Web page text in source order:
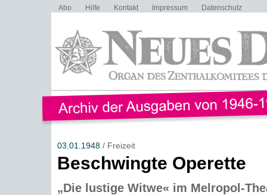
Abo Hilfe Kontakt Impressum Datenschutz
03.01.1948/ Freizeit
Beschwingte Operette
„Die lustige Witwe« im Melropol-